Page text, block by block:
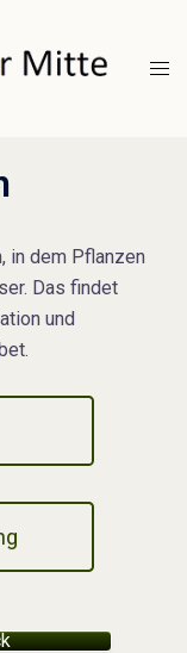
in dem Pflanzen
Das findet
und